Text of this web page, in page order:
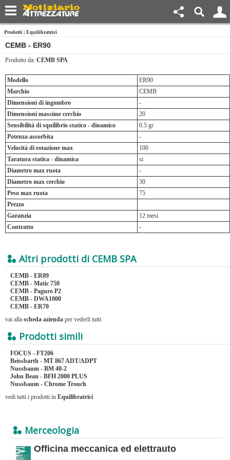
Prodotti | Equilibratrici
CEMB - ER90
Prodotto da: CEMB SPA
Modello
ER90
Marchio
CEMB
Dimensioni di ingombro
-
Dimensioni massime cerchio
20
Sensibilità di squilibrio statico - dinamico
0.5 gr
Potenza assorbita
-
Velocità di rotazione max
100
Taratura statica - dinamica
si
Diametro max ruota
-
Diametro max cerchio
30
Peso max ruota
75
Prezzo
Garanzia
12 mesi
Contratto
-
Altri prodotti di CEMB SPA
CEMB - ER89
CEMB - Matic 750
CEMB - Paguro P2
CEMB - DWA1000
CEMB - ER70
vai alla scheda azienda per vederli tutti
Prodotti simili
FOCUS - FT206
Beissbarth - MT 867 ADT/ADPT
Nussbaum - BM 40-2
John Bean - BFH 2000 PLUS
Nussbaum - Chrome Trouch
vedi tutti i prodotti in Equilibratrici
Merceologia
Officina meccanica ed elettrauto